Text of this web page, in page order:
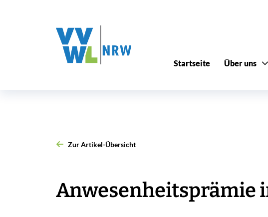
Startseite Über uns
Zur Artikel-Übersicht
Anwesenheitsprämie